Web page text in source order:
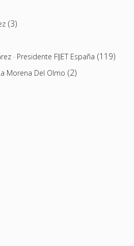
(3)
· Presidente FIJET España (119)
Morena Del Olmo (2)